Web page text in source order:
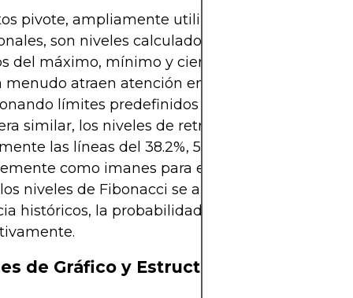
pivote, ampliamente utilizados por los traders
son niveles calculados de soporte y
del máximo, mínimo y cierre del día anterior.
menudo atraen atención en mercados en rango,
límites predefinidos para las operaciones
similar, los niveles de retroceso de Fibonacci—
las líneas del 38.2%, 50% y 61.8%—actúan
como imanes para el precio dentro de
niveles de Fibonacci se alinean con el soporte
históricos, la probabilidad de una reversión
de Gráfico y Estructuras de Rango